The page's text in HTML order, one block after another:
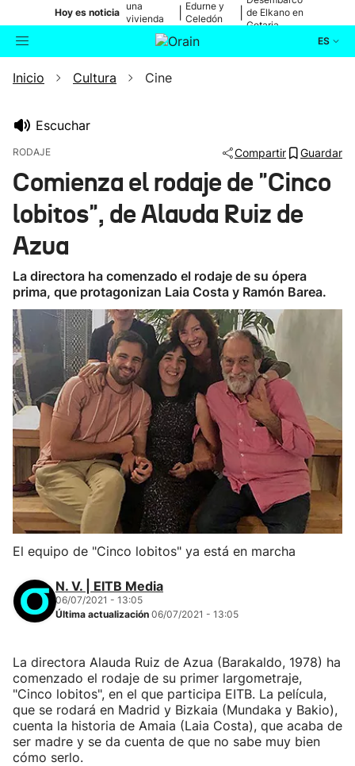
Hoy es noticia
una
vivienda
de Bilbao
Edurne y
Celedón
de Elkano en
Getaria
ES
Buscador Actualidad
Ikusmiran
Inicio Cultura Cine
Escuchar
RODAJE Compartir Guardar
Comienza el rodaje de "Cinco
lobitos", de Alauda Ruiz de
Azua
La directora ha comenzado el rodaje de su ópera
prima, que protagonizan Laia Costa y Ramón Barea.
El equipo de "Cinco lobitos" ya está en marcha
N. V. | EITB Media
06/07/2021 - 13:05
Última actualización 06/07/2021 - 13:05
La directora Alauda Ruiz de Azua (Barakaldo, 1978) ha
comenzado el rodaje de su primer largometraje,
"Cinco lobitos", en el que participa EITB. La película,
que se rodará en Madrid y Bizkaia (Mundaka y Bakio),
cuenta la historia de Amaia (Laia Costa), que acaba de
ser madre y se da cuenta de que no sabe muy bien
cómo serlo.